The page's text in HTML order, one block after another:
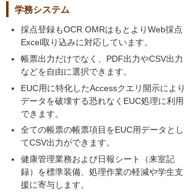
学務システム
採点登録もOCR.OMRはもとよりWeb採点
Excel取り込みに対応しています。
帳票出力だけでなく、PDF出力やCSV出力
などを自由に選択できます。
EUC用に特化したAccessクエリ開示により
データを破壊する恐れなくEUC処理に利用
できます。
全ての帳票の帳票項目をEUC用データとし
てCSV出力ができます。
健康管理業務および日報シート（来室記
録）を標準装備、処理作業の軽減や学生支
援に寄与します。